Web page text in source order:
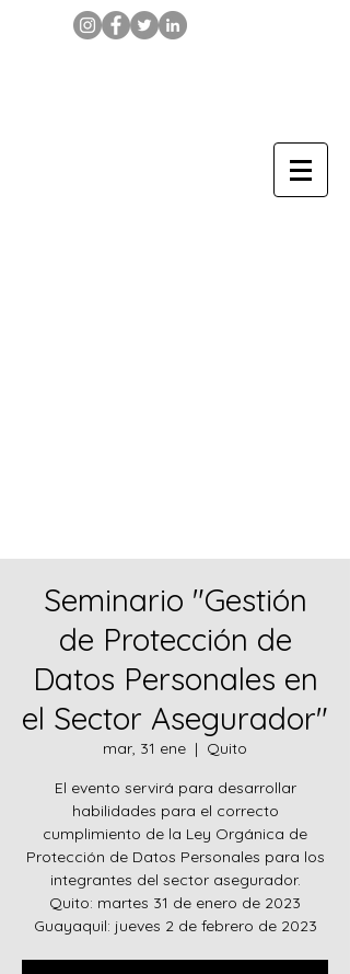
Seminario "Gestión
de Protección de
Datos Personales en
el Sector Asegurador"
mar, 31 ene
  |
Quito
El evento servirá para desarrollar
habilidades para el correcto
cumplimiento de la Ley Orgánica de
Protección de Datos Personales para los
integrantes del sector asegurador.
Quito: martes 31 de enero de 2023
Guayaquil: jueves 2 de febrero de 2023